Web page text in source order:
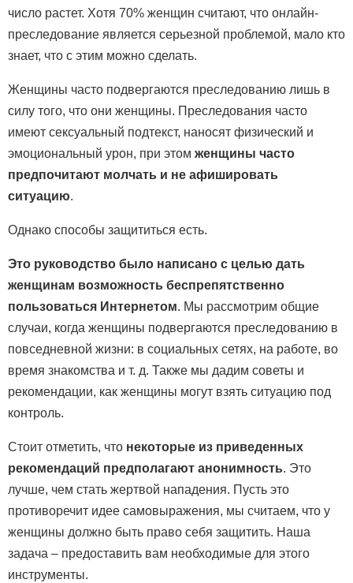
число растет. Хотя 70% женщин считают, что онлайн-
преследование является серьезной проблемой, мало кто
знает, что с этим можно сделать.
Женщины часто подвергаются преследованию лишь в
силу того, что они женщины. Преследования часто
имеют сексуальный подтекст, наносят физический и
эмоциональный урон, при этом женщины часто
предпочитают молчать и не афишировать
ситуацию.
Однако способы защититься есть.
Это руководство было написано с целью дать
женщинам возможность беспрепятственно
пользоваться Интернетом. Мы рассмотрим общие
случаи, когда женщины подвергаются преследованию в
повседневной жизни: в социальных сетях, на работе, во
время знакомства и т. д. Также мы дадим советы и
рекомендации, как женщины могут взять ситуацию под
контроль.
Стоит отметить, что некоторые из приведенных
рекомендаций предполагают анонимность. Это
лучше, чем стать жертвой нападения. Пусть это
противоречит идее самовыражения, мы считаем, что у
женщины должно быть право себя защитить. Наша
задача – предоставить вам необходимые для этого
инструменты.